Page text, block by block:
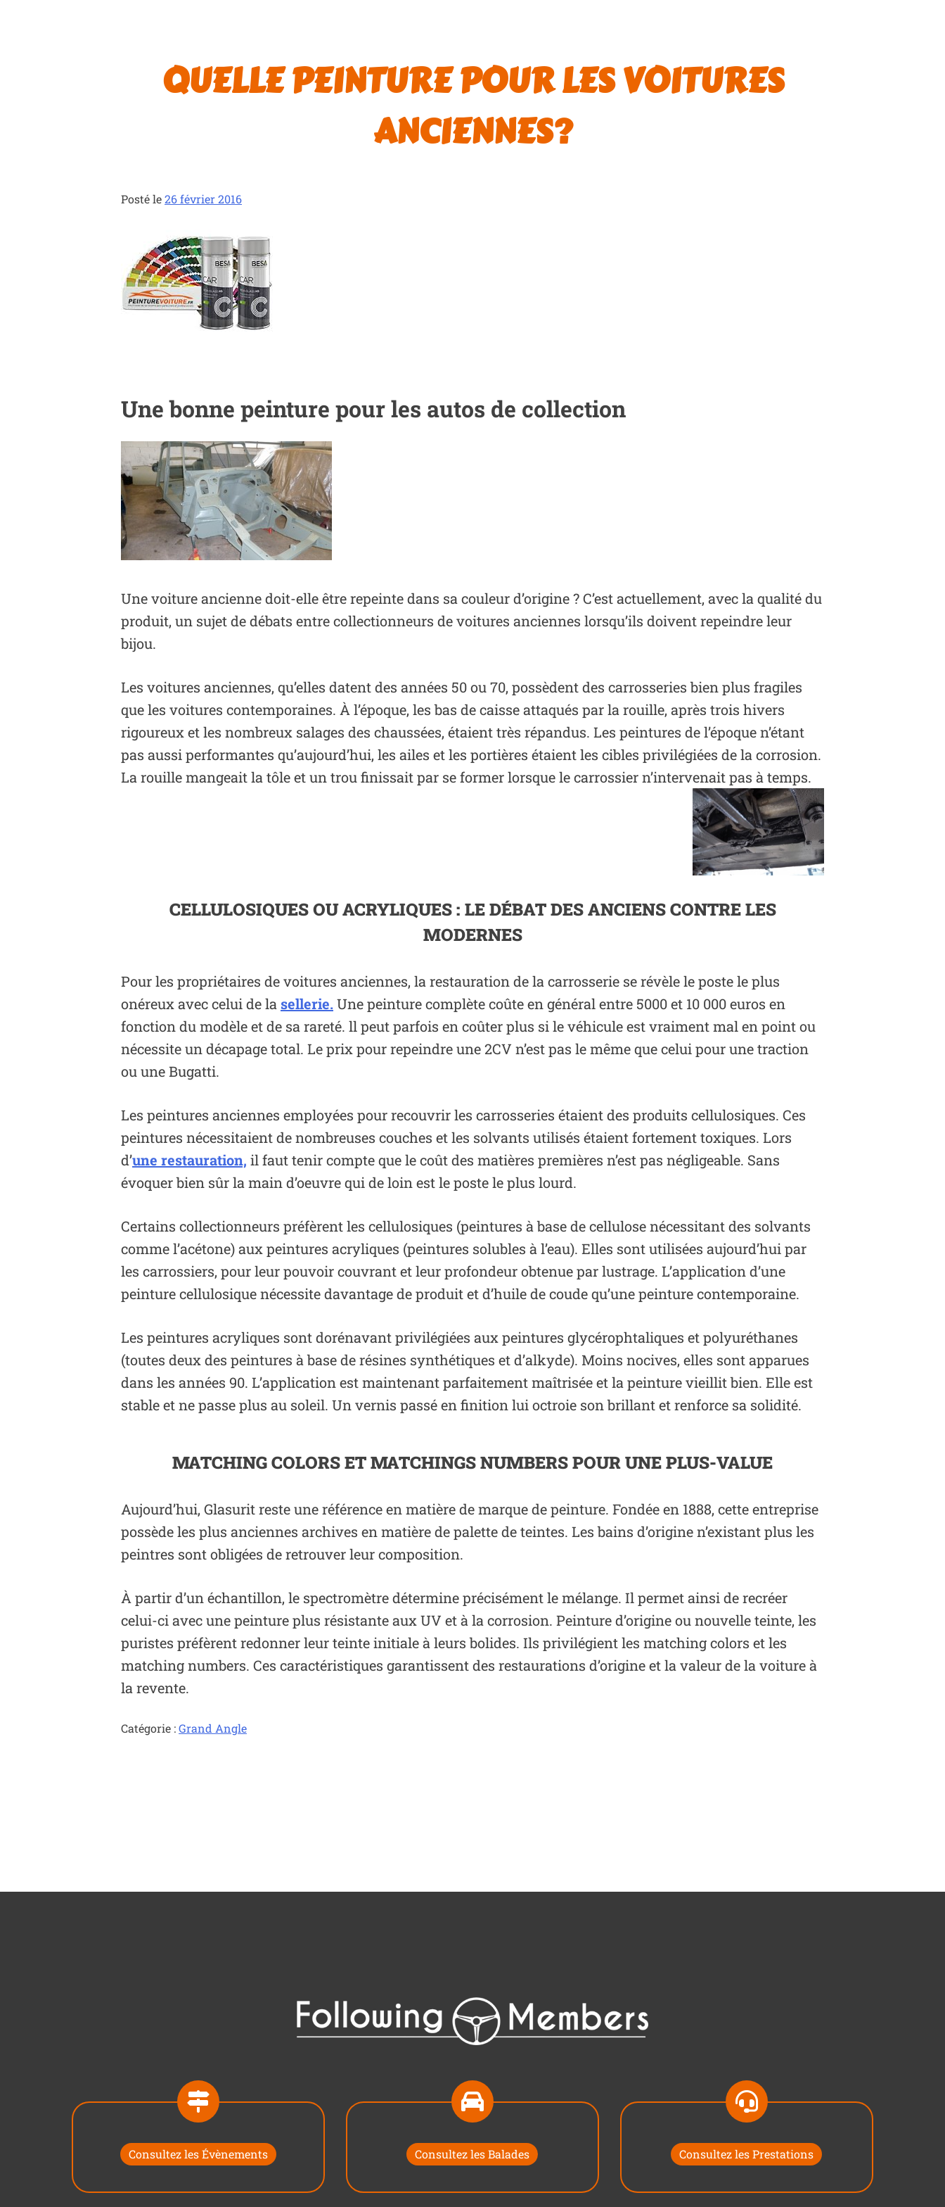
QUELLE PEINTURE POUR LES VOITURES
ANCIENNES?
Posté le26 février 2016
Une bonne peinture pour les autos de collection
Une voiture ancienne doit-elle être repeinte dans sa couleur d’origine ? C’est actuellement, avec la qualité du
produit, un sujet de débats entre collectionneurs de voitures anciennes lorsqu’ils doivent repeindre leur
bijou.
Les voitures anciennes, qu’elles datent des années 50 ou 70, possèdent des carrosseries bien plus fragiles
que les voitures contemporaines. À l’époque, les bas de caisse attaqués par la rouille, après trois hivers
rigoureux et les nombreux salages des chaussées, étaient très répandus. Les peintures de l’époque n’étant
pas aussi performantes qu’aujourd’hui, les ailes et les portières étaient les cibles privilégiées de la corrosion.
La rouille mangeait la tôle et un trou finissait par se former lorsque le carrossier n’intervenait pas à temps.
CELLULOSIQUES OU ACRYLIQUES : LE DÉBAT DES ANCIENS CONTRE LES
MODERNES
Pour les propriétaires de voitures anciennes, la restauration de la carrosserie se révèle le poste le plus
onéreux avec celui de la sellerie. Une peinture complète coûte en général entre 5000 et 10 000 euros en
fonction du modèle et de sa rareté. ll peut parfois en coûter plus si le véhicule est vraiment mal en point ou
nécessite un décapage total. Le prix pour repeindre une 2CV n’est pas le même que celui pour une traction
ou une Bugatti.
Les peintures anciennes employées pour recouvrir les carrosseries étaient des produits cellulosiques. Ces
peintures nécessitaient de nombreuses couches et les solvants utilisés étaient fortement toxiques. Lors
d’une restauration, il faut tenir compte que le coût des matières premières n’est pas négligeable. Sans
évoquer bien sûr la main d’oeuvre qui de loin est le poste le plus lourd.
Certains collectionneurs préfèrent les cellulosiques (peintures à base de cellulose nécessitant des solvants
comme l’acétone) aux peintures acryliques (peintures solubles à l’eau). Elles sont utilisées aujourd’hui par
les carrossiers, pour leur pouvoir couvrant et leur profondeur obtenue par lustrage. L’application d’une
peinture cellulosique nécessite davantage de produit et d’huile de coude qu’une peinture contemporaine.
Les peintures acryliques sont dorénavant privilégiées aux peintures glycérophtaliques et polyuréthanes
(toutes deux des peintures à base de résines synthétiques et d’alkyde). Moins nocives, elles sont apparues
dans les années 90. L’application est maintenant parfaitement maîtrisée et la peinture vieillit bien. Elle est
stable et ne passe plus au soleil. Un vernis passé en finition lui octroie son brillant et renforce sa solidité.
MATCHING COLORS ET MATCHINGS NUMBERS POUR UNE PLUS-VALUE
Aujourd’hui, Glasurit reste une référence en matière de marque de peinture. Fondée en 1888, cette entreprise
possède les plus anciennes archives en matière de palette de teintes. Les bains d’origine n’existant plus les
peintres sont obligées de retrouver leur composition.
À partir d’un échantillon, le spectromètre détermine précisément le mélange. Il permet ainsi de recréer
celui-ci avec une peinture plus résistante aux UV et à la corrosion. Peinture d’origine ou nouvelle teinte, les
puristes préfèrent redonner leur teinte initiale à leurs bolides. Ils privilégient les matching colors et les
matching numbers. Ces caractéristiques garantissent des restaurations d’origine et la valeur de la voiture à
la revente.
Catégorie :Grand Angle
Consultez les Évènements Consultez les Balades Consultez les Prestations